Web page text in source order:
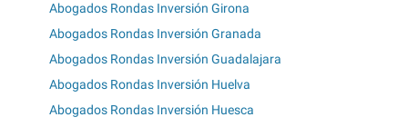
Abogados Rondas Inversión Girona
Abogados Rondas Inversión Granada
Abogados Rondas Inversión Guadalajara
Abogados Rondas Inversión Huelva
Abogados Rondas Inversión Huesca